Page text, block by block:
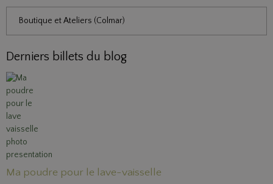
Boutique et Ateliers (Colmar)
Derniers billets du blog
Ma poudre pour le lave-vaisselle